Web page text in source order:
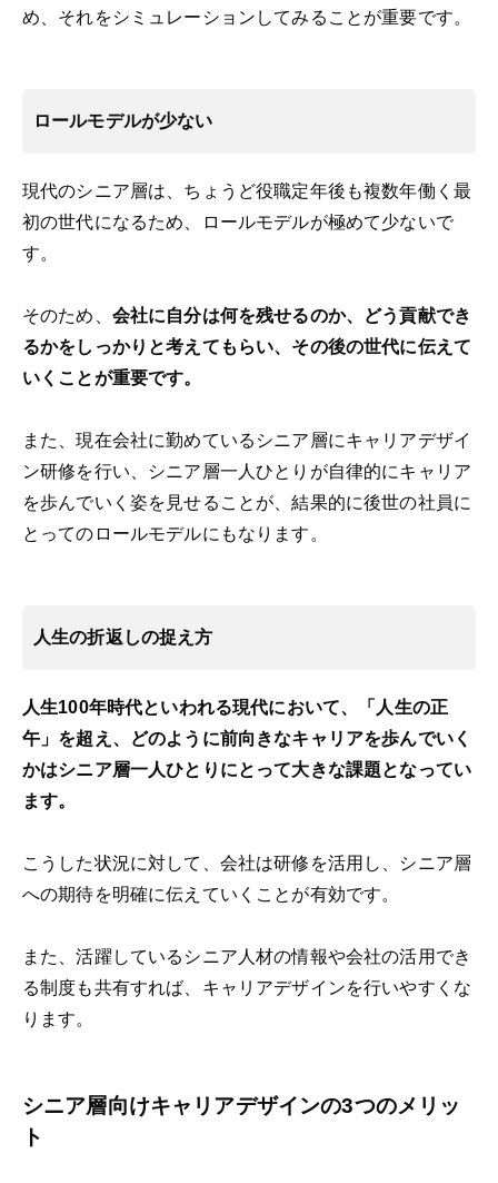
め、それをシミュレーションしてみることが重要です。
ロールモデルが少ない
現代のシニア層は、ちょうど役職定年後も複数年働く最
初の世代になるため、ロールモデルが極めて少ないで
す。
そのため、 会社に自分は何を残せるのか、どう貢献でき
るかをしっかりと考えてもらい、その後の世代に伝えて
いくことが重要です。
また、現在会社に勤めているシニア層にキャリアデザイ
ン研修を行い、シニア層一人ひとりが自律的にキャリア
を歩んでいく姿を見せることが、結果的に後世の社員に
とってのロールモデルにもなります。
人生の折返しの捉え方
人生100年時代といわれる現代において、「人生の正
午」を超え、どのように前向きなキャリアを歩んでいく
かはシニア層一人ひとりにとって大きな課題となってい
ます。
こうした状況に対して、会社は研修を活用し、シニア層
への期待を明確に伝えていくことが有効です。
また、活躍しているシニア人材の情報や会社の活用でき
る制度も共有すれば、キャリアデザインを行いやすくな
ります。
シニア層向けキャリアデザインの3つのメリッ
ト